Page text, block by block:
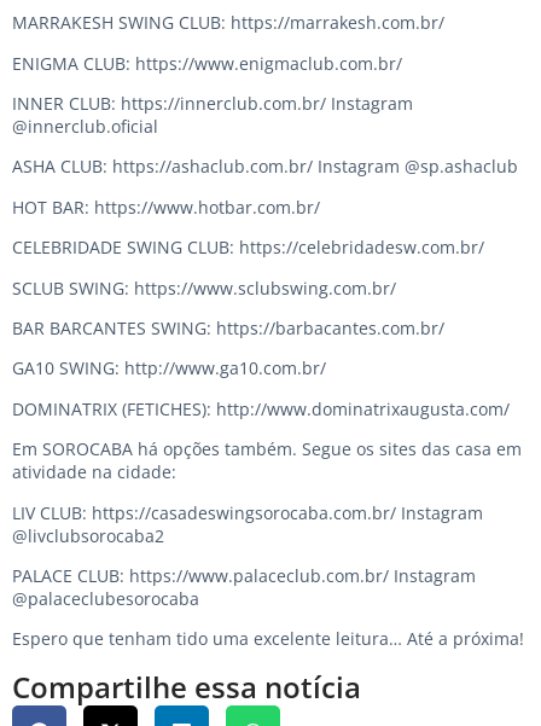
MARRAKESH SWING CLUB: https://marrakesh.com.br/
ENIGMA CLUB: https://www.enigmaclub.com.br/
INNER CLUB: https://innerclub.com.br/ Instagram
@innerclub.oficial
ASHA CLUB: https://ashaclub.com.br/ Instagram @sp.ashaclub
HOT BAR: https://www.hotbar.com.br/
CELEBRIDADE SWING CLUB: https://celebridadesw.com.br/
SCLUB SWING: https://www.sclubswing.com.br/
BAR BARCANTES SWING: https://barbacantes.com.br/
GA10 SWING: http://www.ga10.com.br/
DOMINATRIX (FETICHES): http://www.dominatrixaugusta.com/
Em SOROCABA há opções também. Segue os sites das casa em
atividade na cidade:
LIV CLUB: https://casadeswingsorocaba.com.br/ Instagram
@livclubsorocaba2
PALACE CLUB: https://www.palaceclub.com.br/ Instagram
@palaceclubesorocaba
Espero que tenham tido uma excelente leitura… Até a próxima!
Compartilhe essa notícia